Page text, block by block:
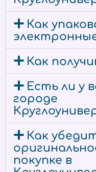
Как
Как
Есть ли у
городе
Как
покупке в